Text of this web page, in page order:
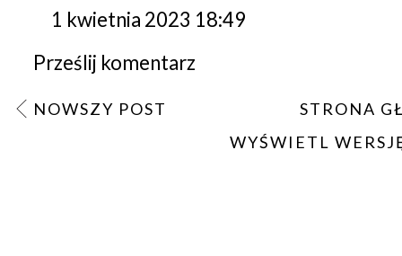
1 kwietnia 2023 18:49
Prześlij komentarz
NOWSZY POST
STRONA
WYŚWIETL